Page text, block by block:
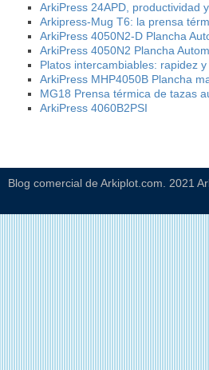
ArkiPress 24APD, productividad
Arkipress-Mug T6: la prensa
ArkiPress 4050N2-D Plancha
ArkiPress 4050N2 Plancha
Platos intercambiables: rapidez
ArkiPress MHP4050B Plancha
MG18 Prensa térmica de tazas
ArkiPress 4060B2PSI
Blog comercial de Arkiplot.com. 2021